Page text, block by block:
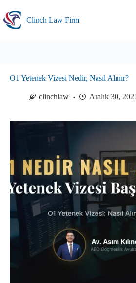
content
Clinch Law Firm
O1 Yetenek Vizesi Nedir, Nasıl Alınır?
clinchlaw Aralık 30,